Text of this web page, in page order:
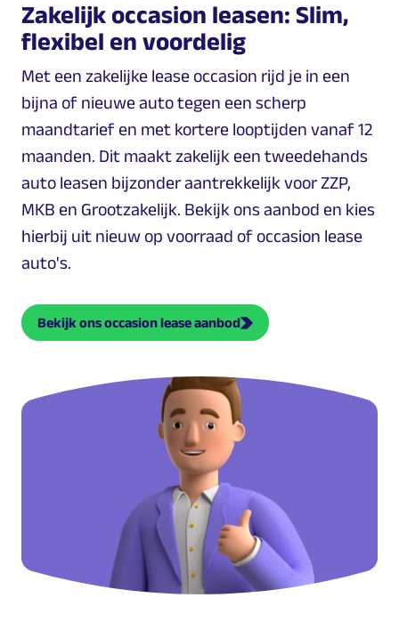
Zakelijk occasion leasen: Slim,
flexibel en voordelig
Met een zakelijke lease occasion rijd je in een
bijna of nieuwe auto tegen een scherp
maandtarief en met kortere looptijden vanaf 12
maanden. Dit maakt zakelijk een tweedehands
auto leasen bijzonder aantrekkelijk voor ZZP,
MKB en Grootzakelijk. Bekijk ons aanbod en kies
hierbij uit nieuw op voorraad of occasion lease
auto's.
Bekijk ons occasion lease aanbod